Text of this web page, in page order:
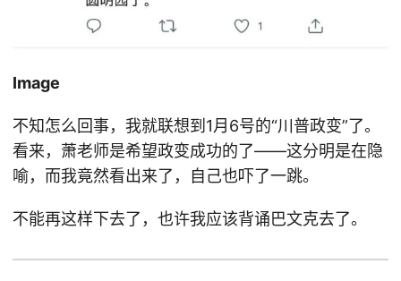
Image
不知怎么回事，我就联想到1月6号的“川普政变”了。
看来，萧老师是希望政变成功的了——这分明是在隐
喻，而我竟然看出来了，自己也吓了一跳。
不能再这样下去了，也许我应该背诵巴文克去了。